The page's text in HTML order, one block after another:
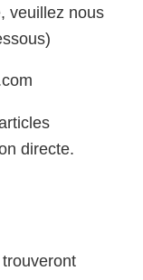
veuillez nous
directe.